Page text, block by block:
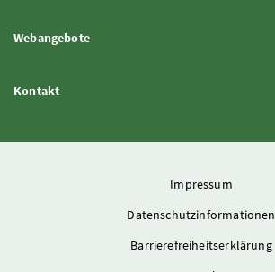
WebangeboteInhalt aufklappen
KontaktInhalt aufklappen
Impressum
Datenschutzinformationen
Barrierefreiheitserklärung